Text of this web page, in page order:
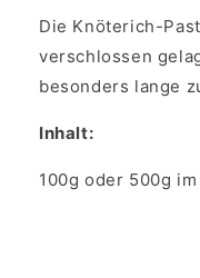
Die Knöterich-
verschlossen
besonders lange
Inhalt:
100g oder 500g